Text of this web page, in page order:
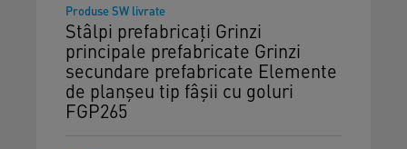
Produse SW livrate
Stâlpi prefabricați Grinzi
principale prefabricate Grinzi
secundare prefabricate Elemente
de planșeu tip fâșii cu goluri
FGP265